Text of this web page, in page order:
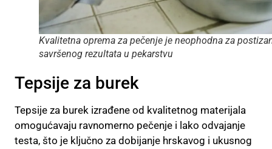
Kvalitetna oprema za pečenje je neophodna za
savršenog rezultata u pekarstvu
Tepsije za burek
Tepsije za burek izrađene od kvalitetnog materijala
omogućavaju ravnomerno pečenje i lako odvajanje
testa, što je ključno za dobijanje hrskavog i ukusnog